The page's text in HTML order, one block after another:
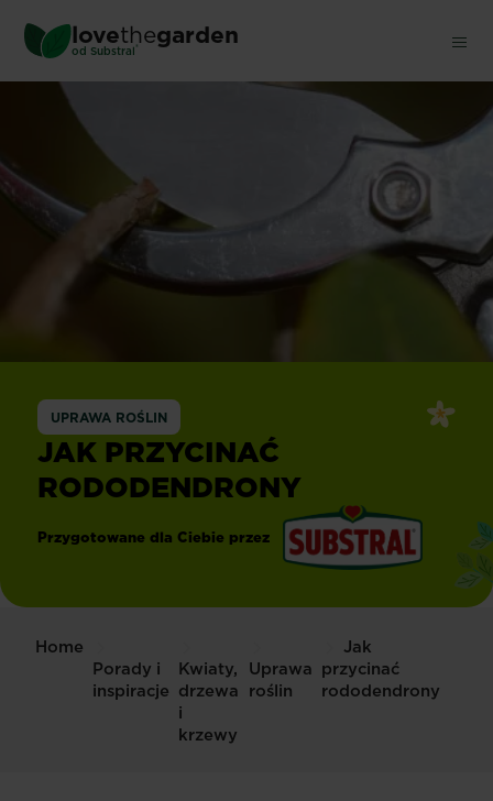
main
content
lovethegarden
od Substral ®
UPRAWA ROŚLIN
JAK PRZYCINAĆ
RODODENDRONY
Przygotowane dla Ciebie przez
Home
Porady i
inspiracje
Kwiaty,
drzewa
i
krzewy
Uprawa
roślin
Jak
przycinać
rododendrony